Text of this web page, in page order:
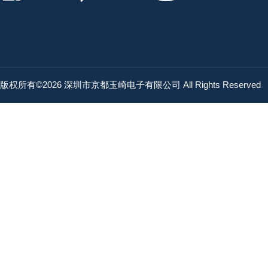
版权所有©2026 深圳市京都玉崎电子有限公司 All Rights Reserved